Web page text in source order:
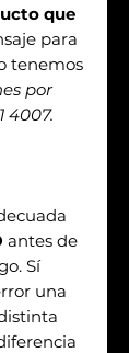
que
para
tenemos
por
4007.
antes de
Sí
una